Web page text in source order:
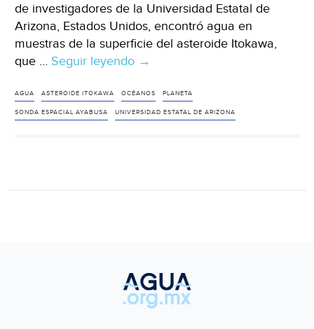
de investigadores de la Universidad Estatal de
Arizona, Estados Unidos, encontró agua en
muestras de la superficie del asteroide Itokawa,
que … Seguir leyendo Estados
Científicos
encuentran
→
AGUA ASTEROIDE ITOKAWA OCÉANOS PLANETA
SONDA ESPACIAL AYABUSA UNIVERSIDAD ESTATAL DE ARIZONA